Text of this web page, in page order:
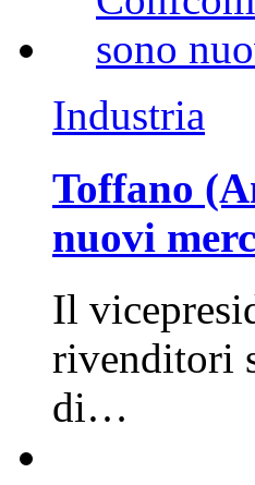
Industria
Toffano
nuovi
Il
rivenditori
di…